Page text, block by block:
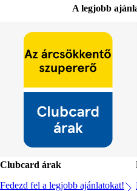
A legjobb
Clubcard árak
Fedezd fel a legjobb ajánlatokat!